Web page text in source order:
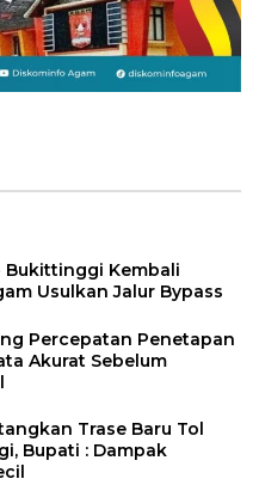
Bukittinggi Kembali
Usulkan Jalur Bypass
Percepatan Penetapan
Akurat Sebelum
Trase Baru Tol
Bupati : Dampak